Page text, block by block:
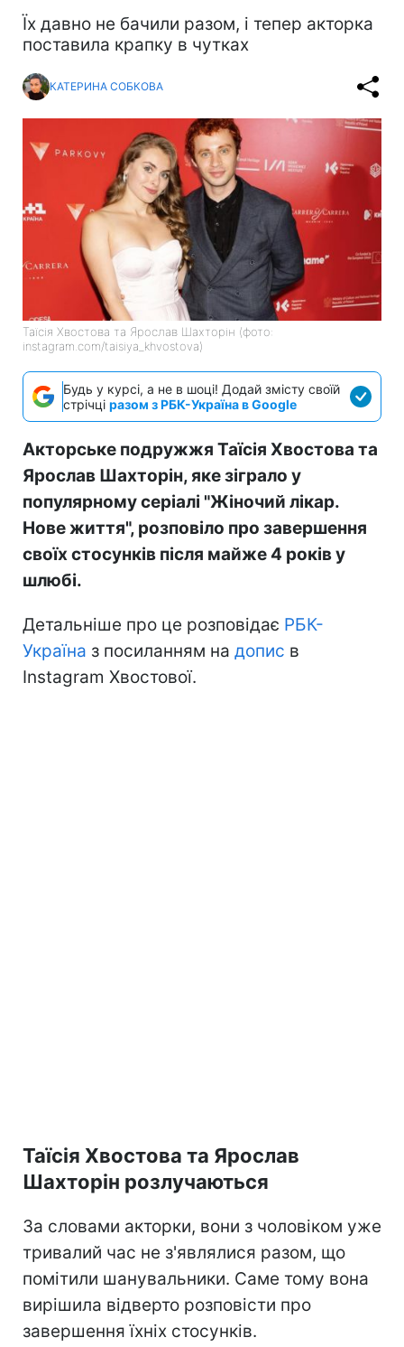
Їх давно не бачили разом, і тепер акторка
поставила крапку в чутках
КАТЕРИНА СОБКОВА
Таїсія Хвостова та Ярослав Шахторін (фото:
instagram.com/taisiya_khvostova)
Будь у курсі, а не в шоці! Додай змісту своїй
стрічці разом з РБК-Україна в Google
Акторське подружжя Таїсія Хвостова та
Ярослав Шахторін, яке зіграло у
популярному серіалі "Жіночий лікар.
Нове життя", розповіло про завершення
своїх стосунків після майже 4 років у
шлюбі.
Детальніше про це розповідає РБК-
Україна з посиланням на допис в
Instagram Хвостової.
Таїсія Хвостова та Ярослав
Шахторін розлучаються
За словами акторки, вони з чоловіком уже
тривалий час не з'являлися разом, що
помітили шанувальники. Саме тому вона
вирішила відверто розповісти про
завершення їхніх стосунків.